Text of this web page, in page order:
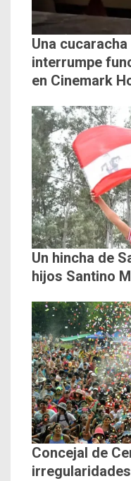
Una
interrumpe
en Cinemark
Un hincha de
hijos Santino
Concejal de